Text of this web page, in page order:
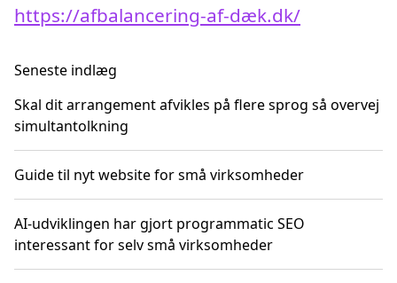
https://afbalancering-af-dæk.dk/
Seneste indlæg
Skal dit arrangement afvikles på flere sprog så overvej
simultantolkning
Guide til nyt website for små virksomheder
AI-udviklingen har gjort programmatic SEO
interessant for selv små virksomheder